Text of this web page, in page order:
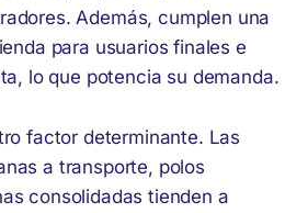
Además, cumplen una
para usuarios finales e
lo que potencia su demanda.
factor determinante. Las
a transporte, polos
consolidadas tienden a